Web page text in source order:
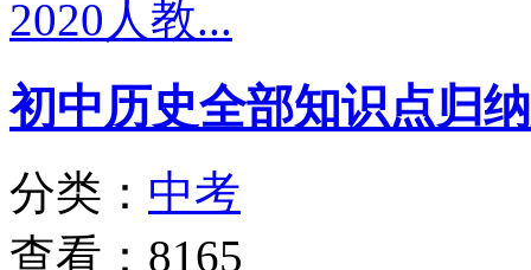
初中历史全部知识点归
分类： 中考
查看：8165